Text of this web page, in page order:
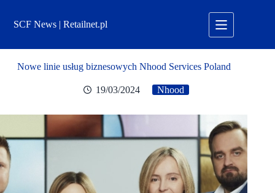
treściSCF News | Retailnet.pl
Nowe linie usług biznesowych Nhood Services Poland
19/03/2024 Nhood